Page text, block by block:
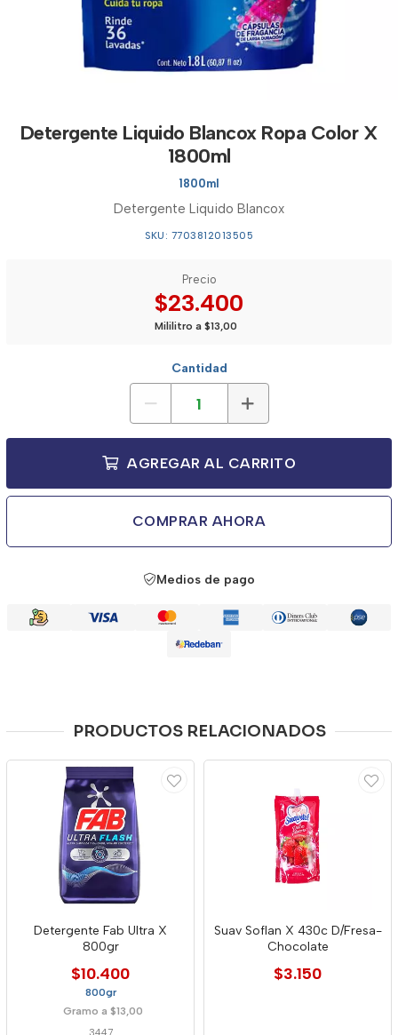
Detergente Liquido Blancox Ropa Color X
1800ml
1800ml
Detergente Liquido Blancox
SKU: 7703812013505
Precio
$23.400
Mililitro a $13,00
Cantidad
AGREGAR AL CARRITO
COMPRAR AHORA
Medios de pago
PRODUCTOS RELACIONADOS
Detergente Fab Ultra X
800gr
$10.400
800gr
Gramo a $13,00
Suav Soflan X 430c D/Fresa-
Chocolate
$3.150